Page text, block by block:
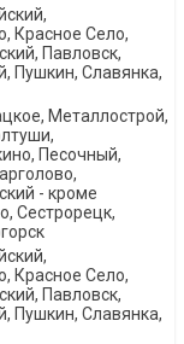
Красное Село,
Павловск,
Пушкин, Славянка,
Металлострой,
Песочный,
- кроме
Сестрорецк,
Красное Село,
Павловск,
Пушкин, Славянка,